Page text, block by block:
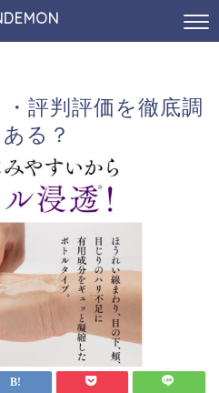
評判評価を徹底調
る？